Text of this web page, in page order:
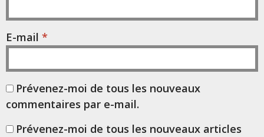
E-mail *
Prévenez-moi de tous les nouveaux
commentaires par e-mail.
Prévenez-moi de tous les nouveaux articles